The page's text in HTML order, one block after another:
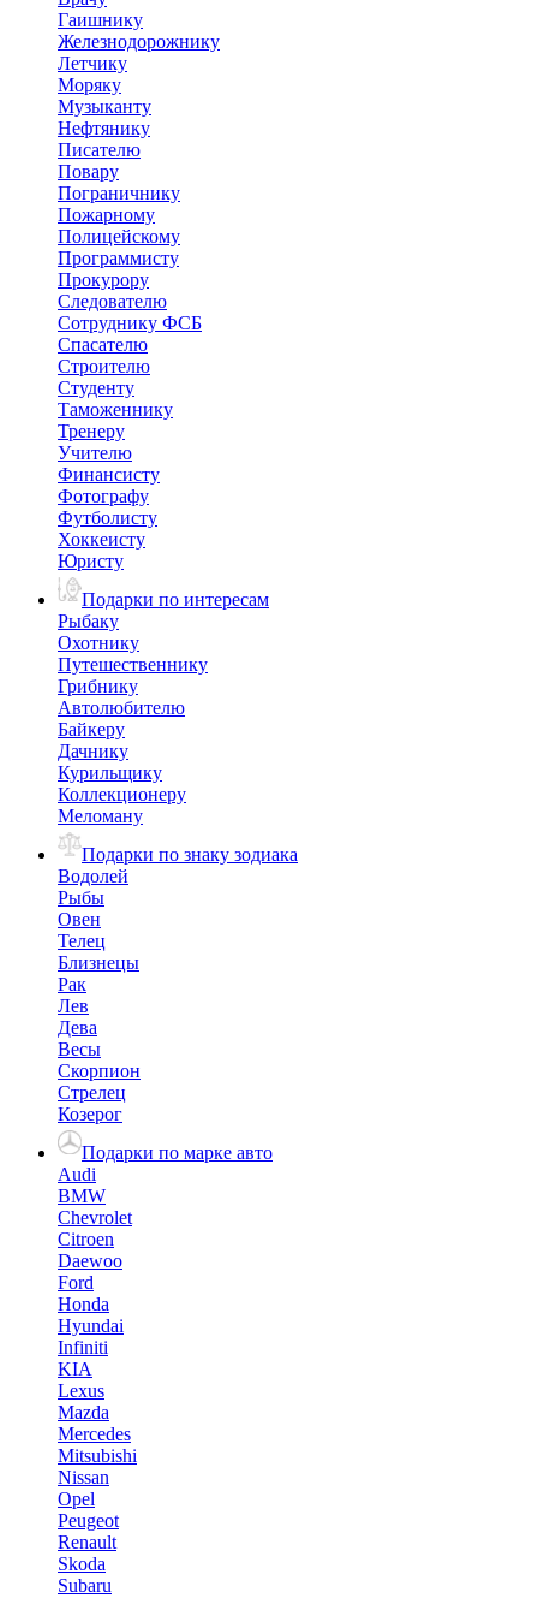
Гаишнику
Железнодорожнику
Летчику
Моряку
Музыканту
Нефтянику
Писателю
Повару
Пограничнику
Пожарному
Полицейскому
Программисту
Прокурору
Следователю
Сотруднику ФСБ
Спасателю
Строителю
Студенту
Таможеннику
Тренеру
Учителю
Финансисту
Фотографу
Футболисту
Хоккеисту
Юристу
Подарки по интересам
Рыбаку
Охотнику
Путешественнику
Грибнику
Автолюбителю
Байкеру
Дачнику
Курильщику
Коллекционеру
Меломану
Подарки по знаку зодиака
Водолей
Рыбы
Овен
Телец
Близнецы
Рак
Лев
Дева
Весы
Скорпион
Стрелец
Козерог
Подарки по марке авто
Audi
BMW
Chevrolet
Citroen
Daewoo
Ford
Honda
Hyundai
Infiniti
KIA
Lexus
Mazda
Mercedes
Mitsubishi
Nissan
Opel
Peugeot
Renault
Skoda
Subaru